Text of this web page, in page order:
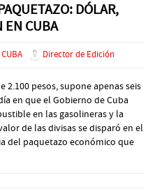
DÓLAR,
EN CUBA
Director de Edición
pesos, supone apenas seis
en que el Gobierno de Cuba
en las gasolineras y la
de las divisas se disparó en el
del paquetazo económico que